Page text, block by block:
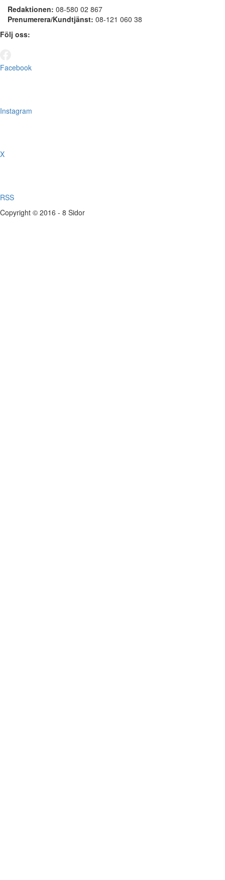
Redaktionen: 08-580 02 867
Prenumerera/Kundtjänst: 08-121 060 38
Följ oss:
Facebook
Instagram
X
RSS
Copyright © 2016 - 8 Sidor